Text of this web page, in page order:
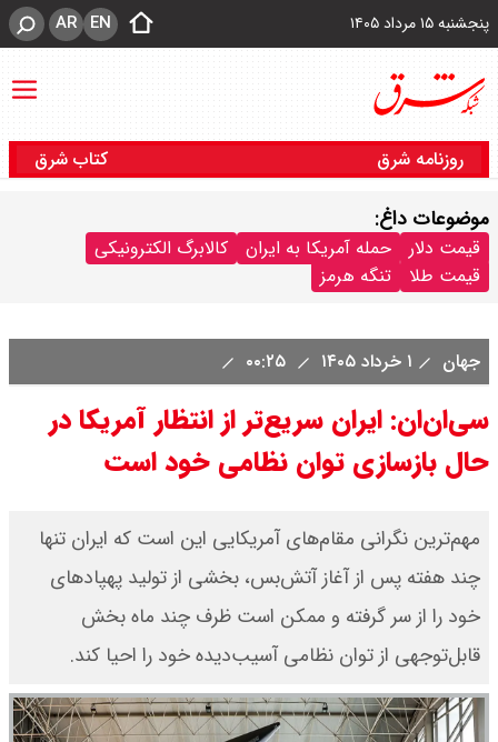
پنجشنبه ۱۵ مرداد ۱۴۰۵ EN
AR
روزنامه شرق کتاب شرق
موضوعات داغ:
قیمت دلار حمله آمریکا به ایران
کالابرگ الکترونیکی
قیمت طلا
تنگه هرمز
جهان ۱ خرداد ۱۴۰۵
سی‌ان‌ان: ایران سریع‌تر از انتظار آمریکا در
حال بازسازی توان نظامی خود است
مهم‌ترین نگرانی مقام‌های آمریکایی این است که ایران تنها
چند هفته پس از آغاز آتش‌بس، بخشی از تولید پهپادهای
خود را از سر گرفته و ممکن است ظرف چند ماه بخش
قابل‌توجهی از توان نظامی آسیب‌دیده خود را احیا کند.